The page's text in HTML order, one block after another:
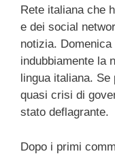
Rete italiana che
e dei social
notizia.
indubbiamente la
lingua italiana.
quasi crisi di
stato deflagrante.
Dopo i primi